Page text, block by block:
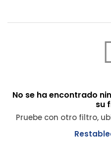
No se ha encontrado
su
Pruebe con otro filtro,